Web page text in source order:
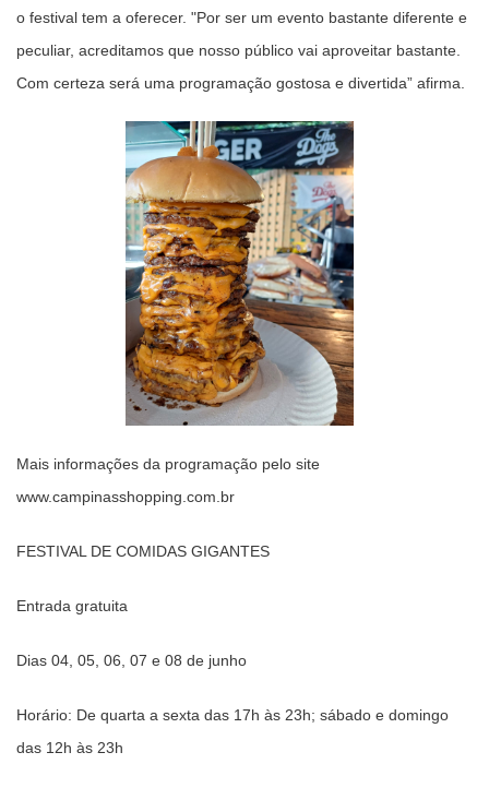
o festival tem a oferecer. "Por ser um evento bastante diferente e
peculiar, acreditamos que nosso público vai aproveitar bastante.
Com certeza será uma programação gostosa e divertida” afirma.
Mais informações da programação pelo site
www.campinasshopping.com.br
FESTIVAL DE COMIDAS GIGANTES
Entrada gratuita
Dias 04, 05, 06, 07 e 08 de junho
Horário: De quarta a sexta das 17h às 23h; sábado e domingo
das 12h às 23h